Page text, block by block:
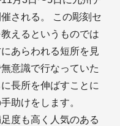
される。 この彫刻セ
えるというものでは
あらわれる短所を見
意識で行なっていた
長所を伸ばすことに
助けをします。
度も高く人気のある